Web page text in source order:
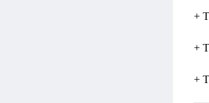
+
+
+